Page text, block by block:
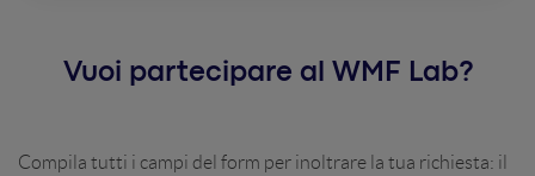
Vuoi partecipare al WMF Lab?
Compila tutti i campi del form per inoltrare la tua richiesta: il